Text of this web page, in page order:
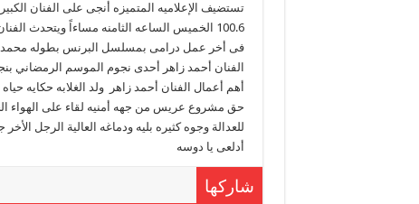
100.6 الخميس الساعه الثامنه مساءاً ويتحدث
فى أخر عمل درامى بمسلسل البرنس بطوله محمد
الفنان أحمد زاهر أحدى نجوم الموسم
أهم أعمال الفنان أحمد زاهر ولد الغلابه حكايه
حق مشروع عريس من جهه أمنيه لقاء على الهواء
للعدالة وجوه كثيره بليه ودماغه العالية الرجل
أدلعى يا دوسه
شاركها